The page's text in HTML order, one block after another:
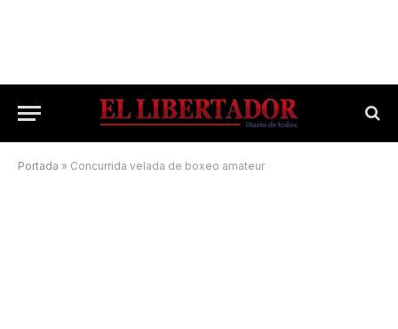
Portada » Concurrida velada de boxeo amateur